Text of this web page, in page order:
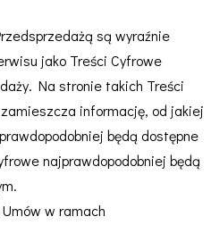
są wyraźnie
jako Treści Cyfrowe
Na stronie takich Treści
informację, od jakiej
będą dostępne
najprawdopodobniej będą
w ramach